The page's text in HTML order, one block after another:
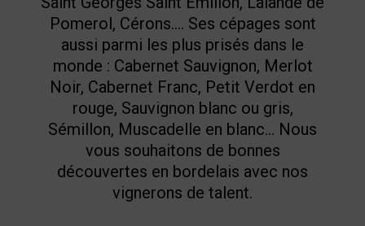
Pomerol, Cérons.... Ses cépages sont
aussi parmi les plus prisés dans le
monde : Cabernet Sauvignon, Merlot
Noir, Cabernet Franc, Petit Verdot en
rouge, Sauvignon blanc ou gris,
Sémillon, Muscadelle en blanc… Nous
vous souhaitons de bonnes
découvertes en bordelais avec nos
vignerons de talent.